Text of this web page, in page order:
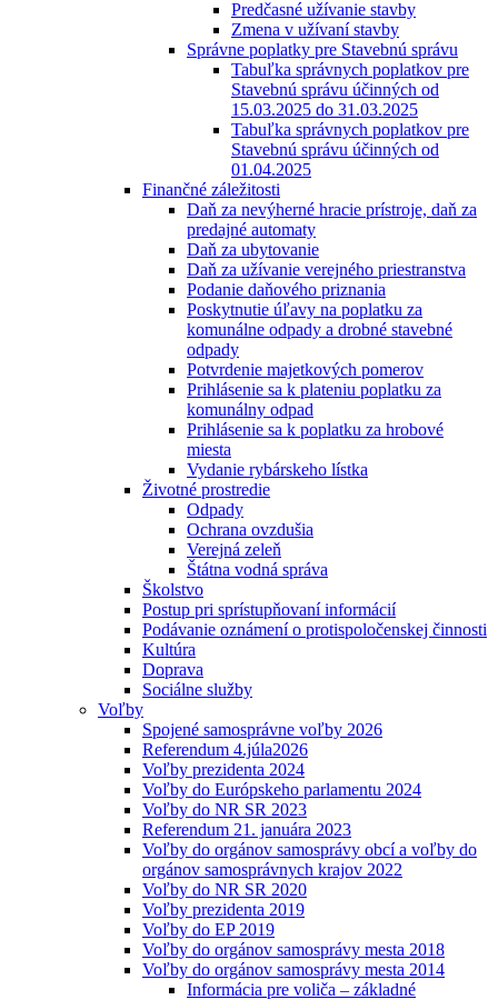
Predčasné užívanie stavby
Zmena v užívaní stavby
Správne poplatky pre Stavebnú správu
Tabuľka správnych poplatkov pre
Stavebnú správu účinných od
15.03.2025 do 31.03.2025
Tabuľka správnych poplatkov pre
Stavebnú správu účinných od
01.04.2025
Finančné záležitosti
Daň za nevýherné hracie prístroje, daň za
predajné automaty
Daň za ubytovanie
Daň za užívanie verejného priestranstva
Podanie daňového priznania
Poskytnutie úľavy na poplatku za
komunálne odpady a drobné stavebné
odpady
Potvrdenie majetkových pomerov
Prihlásenie sa k plateniu poplatku za
komunálny odpad
Prihlásenie sa k poplatku za hrobové
miesta
Vydanie rybárskeho lístka
Životné prostredie
Odpady
Ochrana ovzdušia
Verejná zeleň
Štátna vodná správa
Školstvo
Postup pri sprístupňovaní informácií
Podávanie oznámení o protispoločenskej činnosti
Kultúra
Doprava
Sociálne služby
Voľby
Spojené samosprávne voľby 2026
Referendum 4.júla2026
Voľby prezidenta 2024
Voľby do Európskeho parlamentu 2024
Voľby do NR SR 2023
Referendum 21. januára 2023
Voľby do orgánov samosprávy obcí a voľby do
orgánov samosprávnych krajov 2022
Voľby do NR SR 2020
Voľby prezidenta 2019
Voľby do EP 2019
Voľby do orgánov samosprávy mesta 2018
Voľby do orgánov samosprávy mesta 2014
Informácia pre voliča – základné